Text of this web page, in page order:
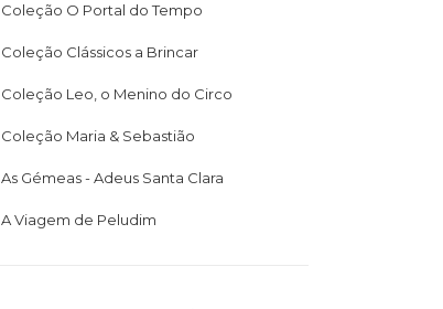
Coleção O Portal do Tempo
Coleção Clássicos a Brincar
Coleção Leo, o Menino do Circo
Coleção Maria & Sebastião
As Gémeas - Adeus Santa Clara
A Viagem de Peludim